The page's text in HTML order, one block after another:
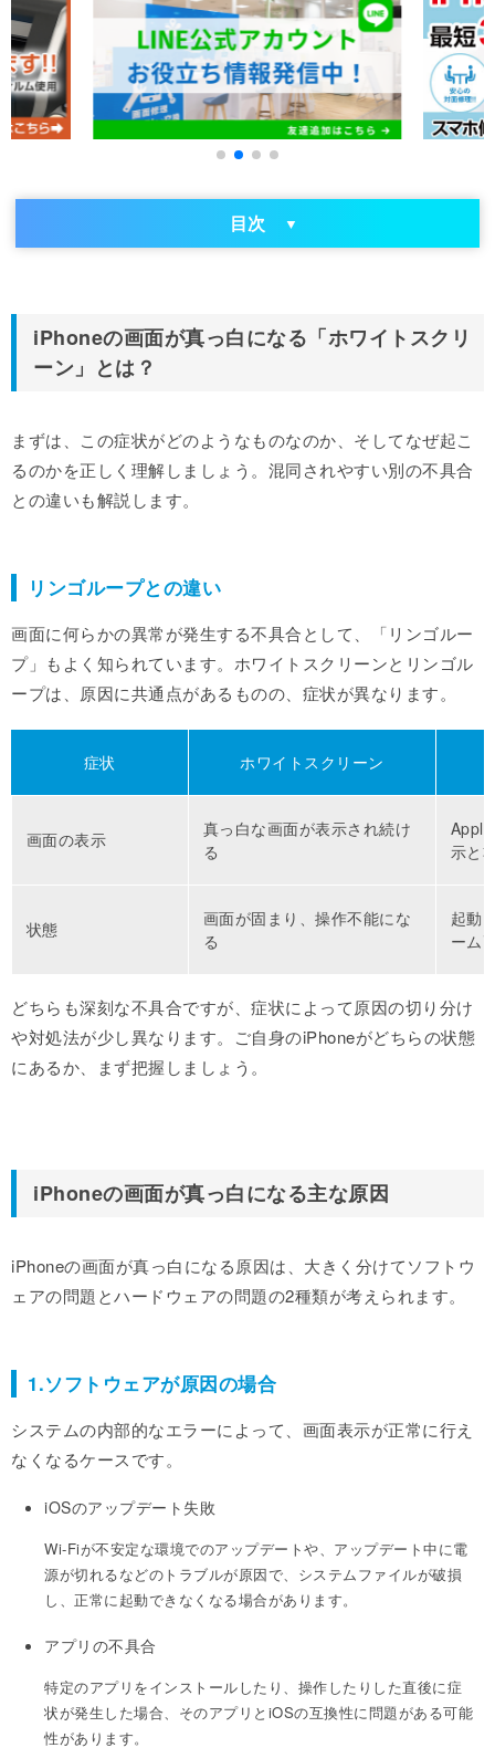
目次
iPhoneの画面が真っ白になる「ホワイトスクリ
ーン」とは？
まずは、この症状がどのようなものなのか、そしてなぜ起こ
るのかを正しく理解しましょう。混同されやすい別の不具合
との違いも解説します。
リンゴループとの違い
画面に何らかの異常が発生する不具合として、「リンゴルー
プ」もよく知られています。ホワイトスクリーンとリンゴル
ープは、原因に共通点があるものの、症状が異なります。
症状 ホワイトスクリーン
画面の表示
真っ白な画面が表示され続け
る
示と
状態
画面が固まり、操作不能にな
る
起動
ーム
どちらも深刻な不具合ですが、症状によって原因の切り分け
や対処法が少し異なります。ご自身のiPhoneがどちらの状態
にあるか、まず把握しましょう。
iPhoneの画面が真っ白になる主な原因
iPhoneの画面が真っ白になる原因は、大きく分けてソフトウ
ェアの問題とハードウェアの問題の2種類が考えられます。
1.ソフトウェアが原因の場合
システムの内部的なエラーによって、画面表示が正常に行え
なくなるケースです。
iOSのアップデート失敗
Wi-Fiが不安定な環境でのアップデートや、アップデート中に電
源が切れるなどのトラブルが原因で、システムファイルが破損
し、正常に起動できなくなる場合があります。
アプリの不具合
特定のアプリをインストールしたり、操作したりした直後に症
状が発生した場合、そのアプリとiOSの互換性に問題がある可能
性があります。